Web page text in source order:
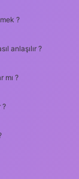
?
anlaşılır ?
mı ?
?